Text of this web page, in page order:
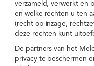
verzameld, verwerkt en
en welke rechten u ten
(recht op inzage,
deze rechten kunt
De partners van het
privacy te beschermen